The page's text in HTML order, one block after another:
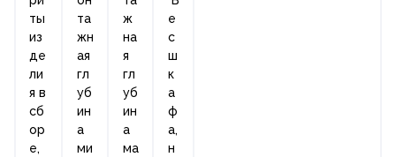
ты
из
де
ли
я в
сб
ор
е,
та
жн
ая
гл
уб
ин
а
ми
ж
на
я
гл
уб
ин
а
ма
е
с
ш
к
а
ф
а,
н